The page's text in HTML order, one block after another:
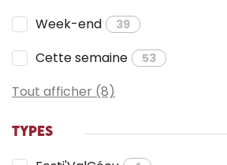
Week-end 39
Cette semaine 53
Tout afficher (8)
TYPES